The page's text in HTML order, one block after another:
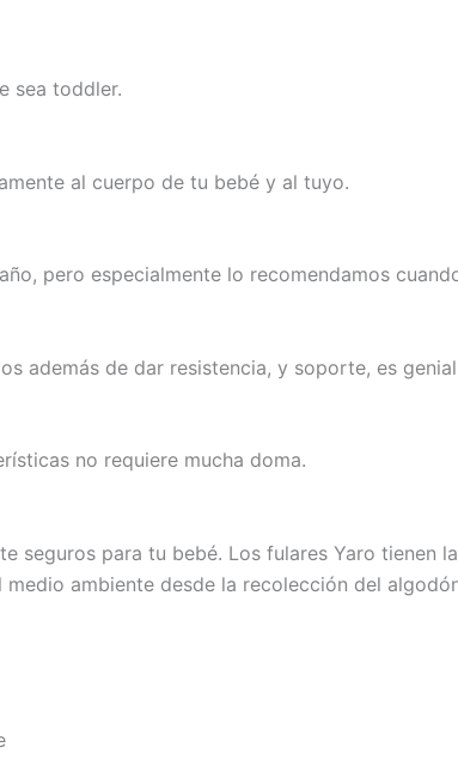
sea toddler.
al cuerpo de tu bebé y al tuyo.
pero especialmente lo recomendamos
además de dar resistencia, y soporte, es
no requiere mucha doma.
seguros para tu bebé. Los fulares Yaro tienen
ambiente desde la recolección del